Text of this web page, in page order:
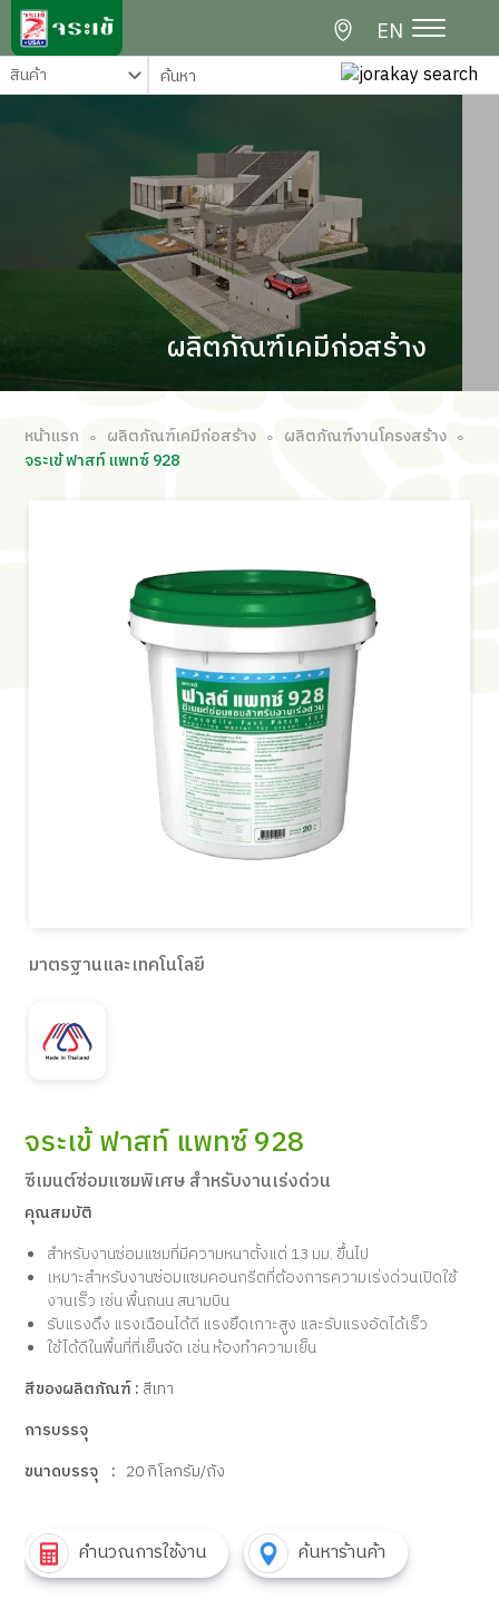
EN
ผลิตภัณฑ์เคมีก่อสร้าง
หน้าแรก ∘ ผลิตภัณฑ์เคมีก่อสร้าง ∘ ผลิตภัณฑ์งานโครงสร้าง ∘
จระเข้ ฟาสท์ แพทซ์ 928
มาตรฐานและเทคโนโลยี
จระเข้ ฟาสท์ แพทซ์ 928
ซีเมนต์ซ่อมแซมพิเศษ สำหรับงานเร่งด่วน
คุณสมบัติ
สำหรับงานซ่อมแซมที่มีความหนาตั้งแต่ 13 มม. ขึ้นไป
เหมาะสำหรับงานซ่อมแซมคอนกรีตที่ต้องการความเร่งด่วนเปิดใช้
งานเร็ว เช่น พื้นถนน สนามบิน
รับแรงดึง แรงเฉือนได้ดี แรงยึดเกาะสูง และรับแรงอัดได้เร็ว
ใช้ได้ดีในพื้นที่ที่เย็นจัด เช่น ห้องทำความเย็น
สีของผลิตภัณฑ์ : สีเทา
การบรรจุ
ขนาดบรรจุ : 20 กิโลกรัม/ถัง
คำนวณการใช้งาน ค้นหาร้านค้า